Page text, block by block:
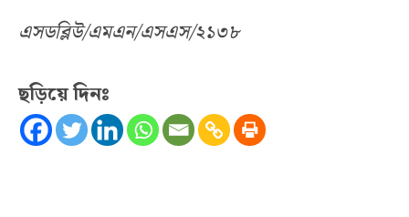
এসডব্লিউ/এমএন/এসএস/২১৩৮
ছড়িয়ে দিনঃ